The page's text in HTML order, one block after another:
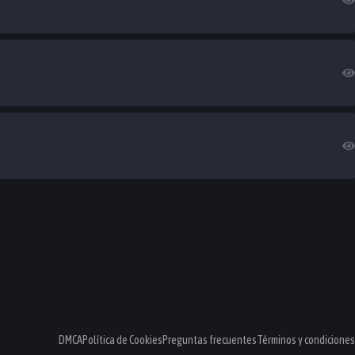
DMCAPolítica de CookiesPreguntas frecuentesTérminos y condiciones